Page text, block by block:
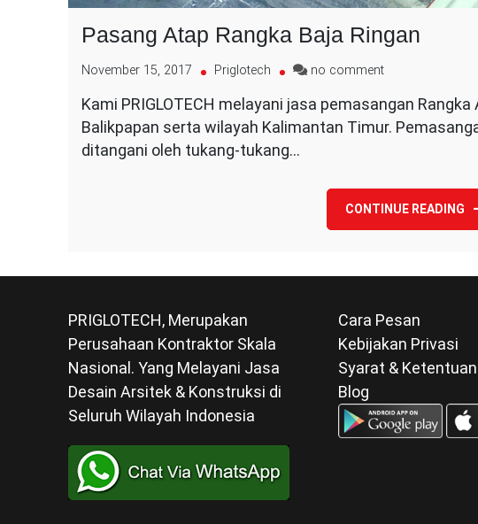
Pasang Atap Rangka Baja Ringan
November 15, 2017 Priglotech no commenton
Atap
Rangka
Kami PRIGLOTECH melayani jasa pemasangan
Balikpapan serta wilayah Kalimantan Timur.
ditangani oleh tukang-tukang…
CONTINUE READING
PRIGLOTECH, Merupakan
Perusahaan Kontraktor Skala
Nasional. Yang Melayani Jasa
Desain Arsitek & Konstruksi di
Seluruh Wilayah Indonesia
Cara Pesan
Kebijakan Privasi
Syarat & Ketentuan
Blog